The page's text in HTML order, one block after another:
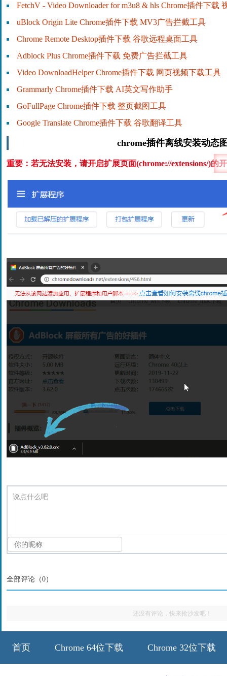
FetchV - Video Downloader for m3u8 & hls Chrome插件下载
uBlock Origin Lite Chrome插件下载 MV3广告拦截工具
Chrome Remote Desktop插件下载 谷歌远程桌面工具
Adblock Plus Chrome插件下载 免费广告拦截工具
Video DownloadHelper Chrome插件下载 网页视频下载工具
Grammarly Chrome插件下载 AI英文写作助手
GoFullPage Chrome插件下载 整页截图工具
Google Translate Chrome插件下载 谷歌翻译工具
chrome插件离线安装动态
重要：若无法安装，请开启扩展页面(chrome://extensions/)的
说点什么吧
全部评论（0）
还没有评论，快来抢沙发吧！
首页 Chrome 64位下载 Chrome 32位下载